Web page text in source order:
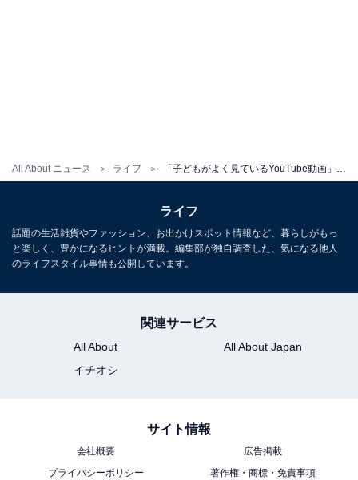
All About ニュース ライフ
小学生に人気のYouTuberランキング！ 3連覇中の
男子高校生が好きなYouTuberランキング！ 「はなおで
んがん」「ホロライブ」を抑えた1位は？
「東海オンエア」、1位は？
ライフ
話題の生活雑貨やファッション、お出かけスポット情報など、暮らしがもっ
と楽しく、豊かになるヒントが満載。編集部が独自調査した、気になる他人
のライフスタイル事情も公開しています。
関連サービス
All About
All About Japan
イチオシ
サイト情報
会社概要
広告掲載
プライバシーポリシー
著作権・商標・免責事項